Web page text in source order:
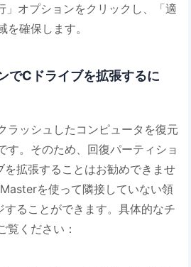
」オプションをクリックし、「適
を確保します。
でCドライブを拡張するに
ラッシュしたコンピュータを復元
す。そのため、回復パーティショ
を拡張することはお勧めできませ
を使って隣接していない領
ることができます。具体的なチ
覧ください：